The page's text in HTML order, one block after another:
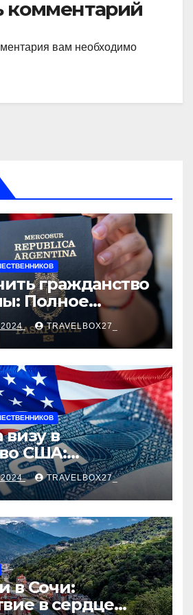
комментарий
вам необходимо
гражданство
Полное
TRAVELBOX27_
визу в
США:
руководство
TRAVELBOX27_
в Сочи:
в сердце